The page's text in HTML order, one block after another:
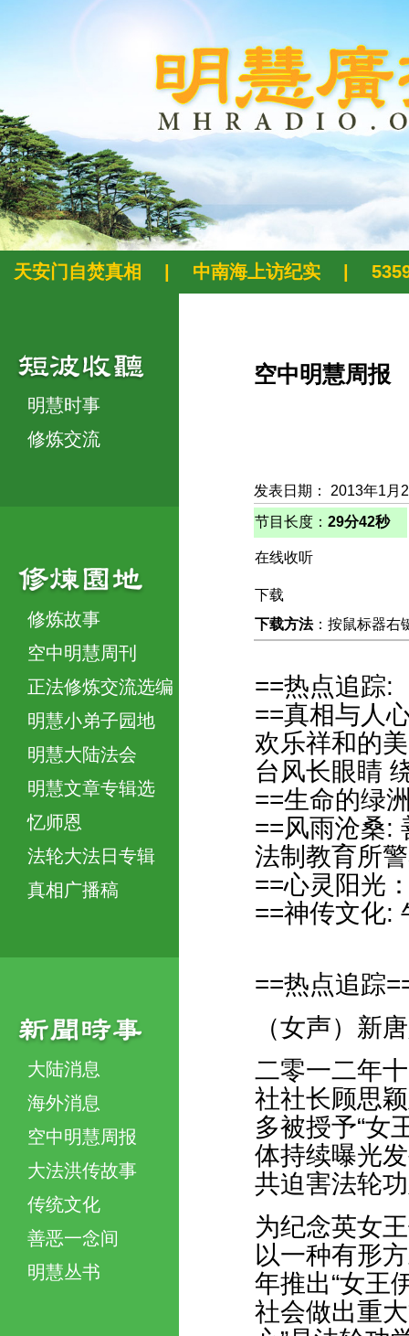
天安门自焚真相 中南海上访纪实
明慧时事
修炼交流
修炼故事
空中明慧周刊
正法修炼交流选编
明慧小弟子园地
明慧大陆法会
明慧文章专辑选
忆师恩
法轮大法日专辑
真相广播稿
大陆消息
海外消息
空中明慧周报
大法洪传故事
传统文化
善恶一念间
明慧丛书
空中明慧周报
发表日期： 2013年1月
节目长度： 29分42秒
在线收听
下载
下载方法：按鼠标器右
==热点追踪:
==真相与人
欢乐祥和的
台风长眼睛
==生命的绿
==风雨沧桑:
法制教育所
==心灵阳光
==神传文化:
==热点追踪
（女声）新
二零一二年
社社长顾思
多被授予“女
体持续曝光
共迫害法轮
为纪念英女
以一种有形
年推出“女王
社会做出重